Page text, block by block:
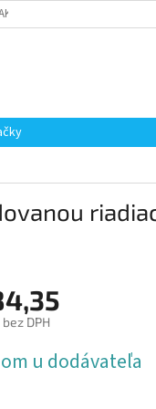
DPH
u dodávateľa